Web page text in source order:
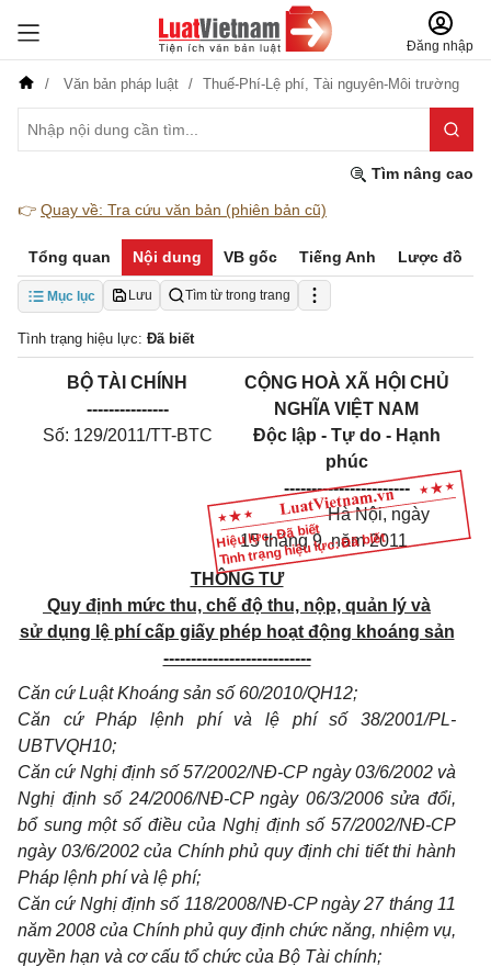
Đăng nhập
Văn bản pháp luật Thuế-Phí-Lệ phí, Tài nguyên-Môi trường
Tìm nâng cao
👉 Quay về: Tra cứu văn bản (phiên bản cũ)
Tổng quan Nội dung VB gốc Tiếng Anh Lược đồ
Mục lục Lưu Tìm từ trong trang
Tình trạng hiệu lực: Đã biết
Hiệu lực: Đã biết
Tình trạng hiệu lực: Đã biết
BỘ TÀI CHÍNH
---------------
Số: 129/2011/TT-BTC
CỘNG HOÀ XÃ HỘI CHỦ
NGHĨA VIỆT NAM
Độc lập - Tự do - Hạnh
phúc
-----------------------
Hà Nội, ngày
15 tháng 9 năm 2011
THÔNG TƯ
Quy định mức thu, chế độ thu, nộp, quản lý và
sử dụng lệ phí cấp giấy phép hoạt động khoáng sản
---------------------------
Căn cứ Luật Khoáng sản số 60/2010/QH12;
Căn cứ Pháp lệnh phí và lệ phí số 38/2001/PL-
UBTVQH10;
Căn cứ Nghị định số 57/2002/NĐ-CP ngày 03/6/2002 và
Nghị định số 24/2006/NĐ-CP ngày 06/3/2006 sửa đổi,
bổ sung một số điều của Nghị định số 57/2002/NĐ-CP
ngày 03/6/2002 của Chính phủ quy định chi tiết thi hành
Pháp lệnh phí và lệ phí;
Căn cứ Nghị định số 118/2008/NĐ-CP ngày 27 tháng 11
năm 2008 của Chính phủ quy định chức năng, nhiệm vụ,
quyền hạn và cơ cấu tổ chức của Bộ Tài chính;